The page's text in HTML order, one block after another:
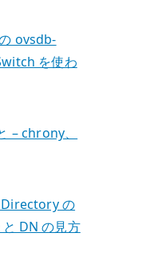
ovsdb-
を使わ
– chrony、
の
DN の見方